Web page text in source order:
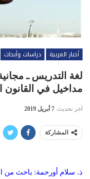
أخبار العربية
دراسات وأبحاث
لغة التدريس ـ
مداخيل في
آخر تحديث 7 أبريل 2019
المشاركة
ذ. سلام أورحمة: باحث من